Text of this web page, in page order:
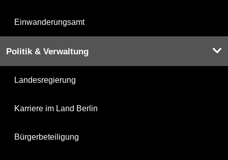
Einwanderungsamt
Politik & Verwaltung
Landesregierung
Karriere im Land Berlin
Bürgerbeteiligung